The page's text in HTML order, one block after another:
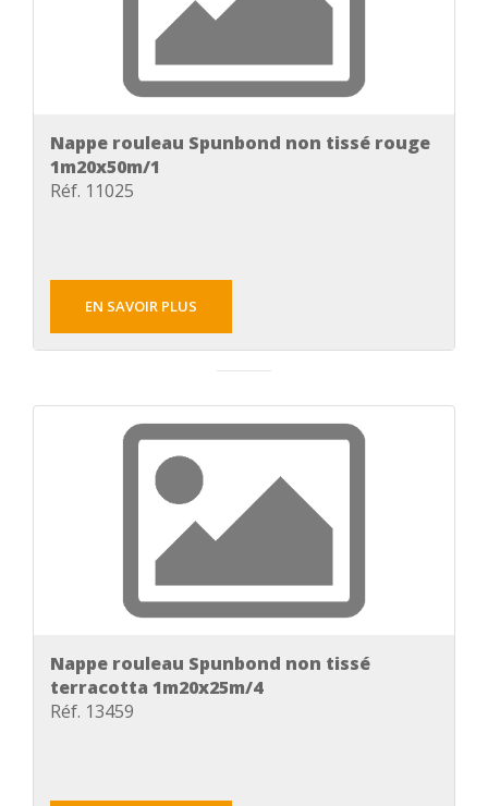
Nappe rouleau Spunbond non tissé rouge
1m20x50m/1
Réf. 11025
EN SAVOIR PLUS
Nappe rouleau Spunbond non tissé
terracotta 1m20x25m/4
Réf. 13459